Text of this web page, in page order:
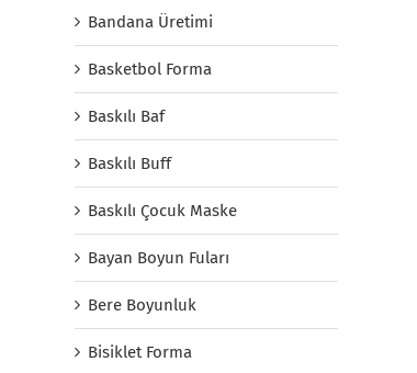
Bandana Üretimi
Basketbol Forma
Baskılı Baf
Baskılı Buff
Baskılı Çocuk Maske
Bayan Boyun Fuları
Bere Boyunluk
Bisiklet Forma